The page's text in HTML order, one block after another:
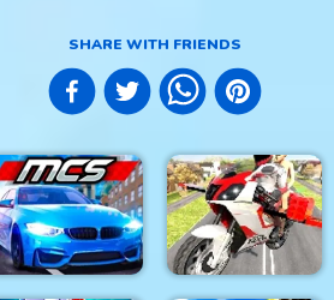
SHARE WITH FRIENDS
Castel Wars New Era
4x4 Monster Truck
Driving 3d